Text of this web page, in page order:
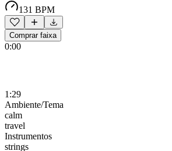
131 BPM
Comprar faixa
0:00
1:29
Ambiente/Tema
calm
travel
Instrumentos
strings